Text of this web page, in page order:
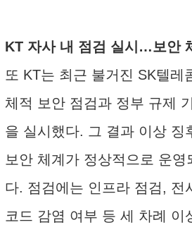
KT 자사 내 점검 실시…보안
또 KT는 최근 불거진 SK텔레
체적 보안 점검과 정부 규제
을 실시했다. 그 결과 이상 징
보안 체계가 정상적으로 운영
다. 점검에는 인프라 점검, 전
코드 감염 여부 등 세 차례 이